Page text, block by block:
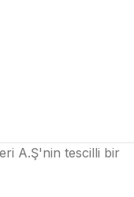
A.Ş'nin tescilli bir